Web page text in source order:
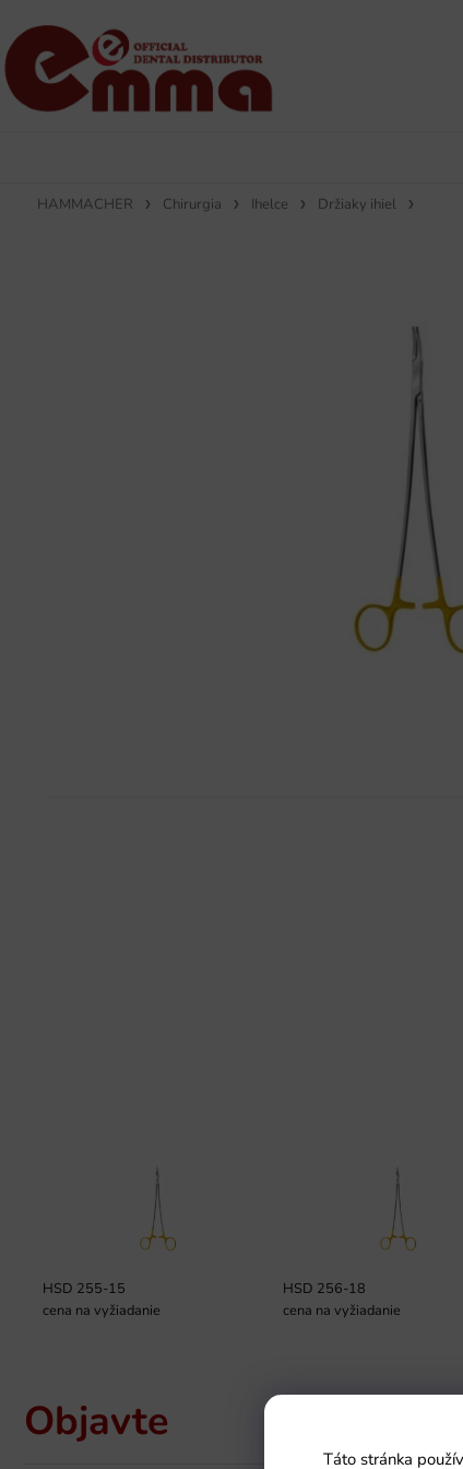
HAMMACHER Chirurgia Ihelce Držiaky ihiel
HSD 255-15
cena na vyžiadanie
HSD 256-18
cena na vyžiadanie
Objavte
Táto stránka